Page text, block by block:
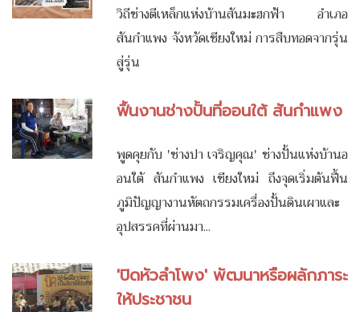
วิถีช่างตีเหล็กแห่งบ้านสันมะฮกฟ้า อำเภอ
สันกำแพง จังหวัดเชียงใหม่ การสืบทอดจากรุ่น
สู่รุ่น
ฟื้นงานช่างปั้นที่ออนใต้ สันกำแพง
พูดคุยกับ 'ช่างปา เจริญคุณ' ช่างปั้นแห่งบ้านอ
อนใต้ สันกำแพง เชียงใหม่ ถึงจุดเริ่มต้นฟื้น
ภูมิปัญญางานหัตถกรรมเครื่องปั้นดินเผาและ
อุปสรรคที่ผ่านมา...
'ปิดหัวลำโพง' พัฒนาหรือผลักภาระ
ให้ประชาชน